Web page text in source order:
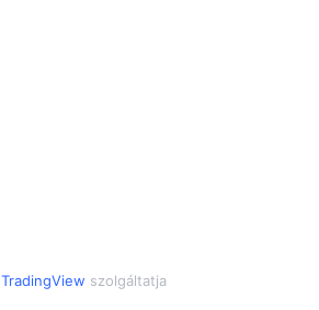
TradingView szolgáltatja